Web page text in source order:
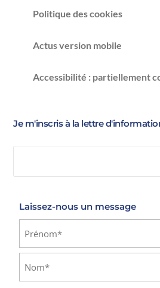
Politique des cookies
Actus version mobile
Accessibilité : partiellement
Je m'inscris à la lettre
Laissez-nous un message
Prénom